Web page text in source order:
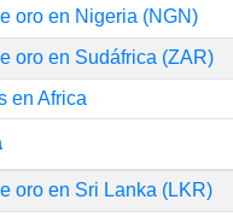
oro en Nigeria (NGN)
oro en Sudáfrica (ZAR)
en Africa
oro en Sri Lanka (LKR)